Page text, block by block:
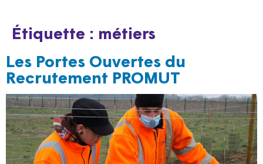
Étiquette : métiers
Les Portes Ouvertes du
Recrutement PROMUT